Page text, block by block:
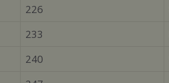
226
233
240